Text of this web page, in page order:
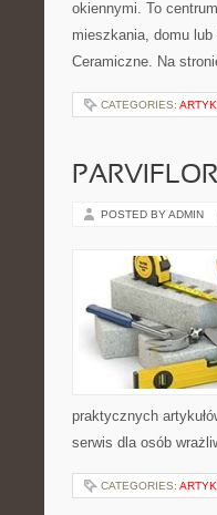
okiennymi. To
mieszkania, domu
Ceramiczne. Na
CATEGORIES:
POSTED BY ADMIN
praktycznych
serwis dla osób
CATEGORIES: